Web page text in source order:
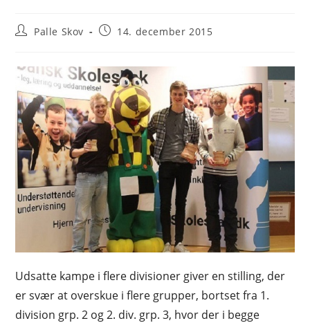
PostPalle Skov
Post14. december 2015
Udsatte kampe i flere divisioner giver en stilling, der
er svær at overskue i flere grupper, bortset fra 1.
division grp. 2 og 2. div. grp. 3, hvor der i begge